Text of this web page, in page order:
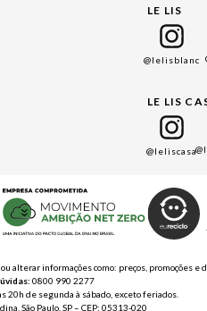
LE LIS
@lelisblanc
LE LIS
@leliscasa
alterar informações como: preços, promoções
0800 990 2277
20h de segunda à sábado, exceto feriados.
São Paulo, SP – CEP: 05313-020